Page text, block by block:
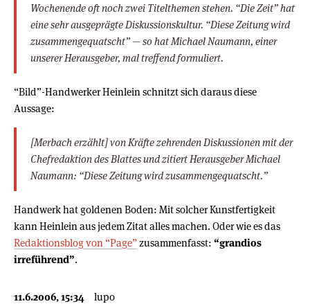
Wochenende oft noch zwei Titelthemen stehen. “Die Zeit” hat
eine sehr ausgeprägte Diskussionskultur. “Diese Zeitung wird
zusammengequatscht” — so hat Michael Naumann, einer
unserer Herausgeber, mal treffend formuliert.
“Bild”-Handwerker Heinlein schnitzt sich daraus diese
Aussage:
[Merbach erzählt] von Kräfte zehrenden Diskussionen mit der
Chefredaktion des Blattes und zitiert Herausgeber Michael
Naumann: “Diese Zeitung wird zusammengequatscht.”
Handwerk hat goldenen Boden: Mit solcher Kunstfertigkeit
kann Heinlein aus jedem Zitat alles machen. Oder wie es das
Redaktionsblog von “Page” zusammenfasst: “grandios
irreführend”.
11.6.2006, 15:34 lupo